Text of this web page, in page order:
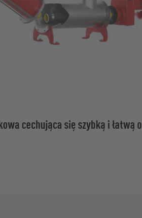
cechująca się szybką i łatwą